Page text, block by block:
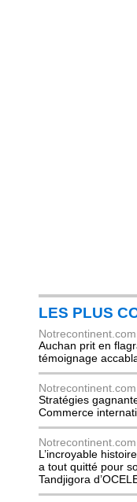
LES PLUS
Notrecontinent.com
Auchan prit en
témoignage
Notrecontinent.com
Stratégies
Commerce
Notrecontinent.com
L’incroyable
a tout quitté pour
Tandjigora